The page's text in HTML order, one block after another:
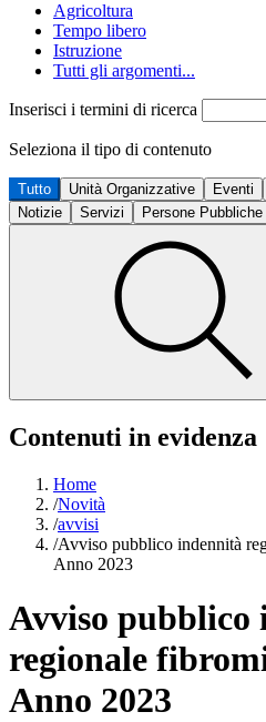
Agricoltura
Tempo libero
Istruzione
Tutti gli argomenti...
Inserisci i termini di ricerca
Seleziona il tipo di contenuto
Tutto Unità Organizzative Eventi
Notizie
Servizi Persone Pubbliche
Contenuti in evidenza
Home
/Novità
/avvisi
/Avviso pubblico indennità
Anno 2023
Avviso pubblico
regionale
Anno 2023